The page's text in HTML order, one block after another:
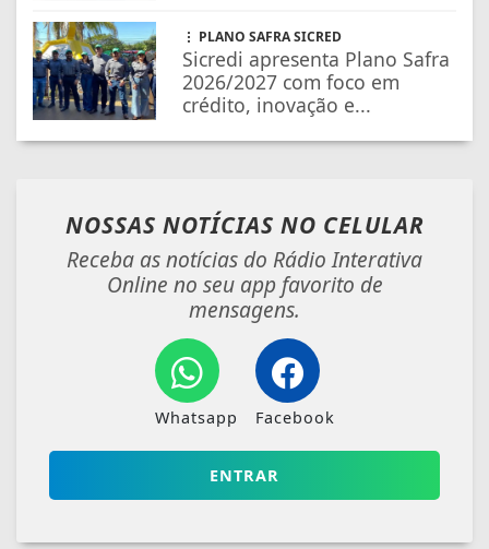
PLANO SAFRA SICRED
Sicredi apresenta Plano Safra
2026/2027 com foco em
crédito, inovação e...
NOSSAS NOTÍCIAS NO CELULAR
Receba as notícias do Rádio Interativa
Online no seu app favorito de
mensagens.
Whatsapp Facebook
ENTRAR